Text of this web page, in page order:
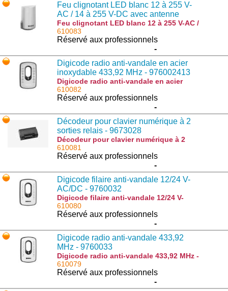
Feu clignotant LED blanc 12 à 255 V-
AC / 14 à 255 V-DC avec antenne
intégrée - 953402665
Feu clignotant LED blanc 12 à 255 V-AC /
14 à 255 V-DC avec antenne intégrée -
953402665 : STAR
610083
Réservé aux professionnels
-
Digicode radio anti-vandale en acier
inoxydable 433,92 MHz - 976002413
Digicode radio anti-vandale en acier
inoxydable 433,92 MHz - 976002413 :
IRI.KPAD INOX
610082
Réservé aux professionnels
-
Décodeur pour clavier numérique à 2
sorties relais - 9673028
Décodeur pour clavier numérique à 2
sorties relais - 9673028 : BE.REC
610081
Réservé aux professionnels
-
Digicode filaire anti-vandale 12/24 V-
AC/DC - 9760032
Digicode filaire anti-vandale 12/24 V-
AC/DC - 9760032 : IRI.KPAD-C
610080
Réservé aux professionnels
-
Digicode radio anti-vandale 433,92
MHz - 9760033
Digicode radio anti-vandale 433,92 MHz -
9760033 : IRI.KPAD
610079
Réservé aux professionnels
-